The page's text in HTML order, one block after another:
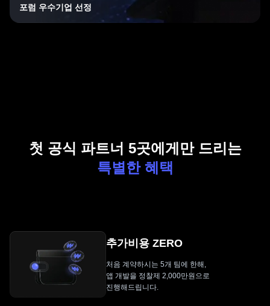
포럼 우수기업 선정
첫 공식 파트너 5곳에게만 드리는
특별한 혜택
추가비용 ZERO
처음 계약하시는 5개 팀에 한해,
앱 개발을 정찰제 2,000만원으로
진행해드립니다.